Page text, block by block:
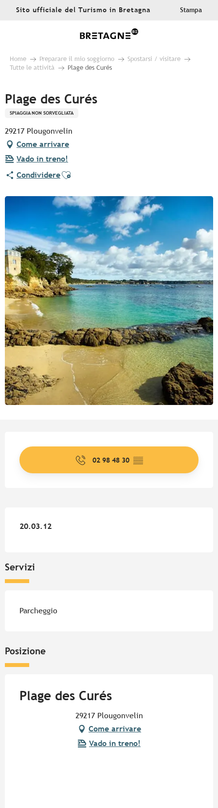
AllerSito ufficiale del Turismo in Bretagna Stampa
Home Preparare il mio soggiorno
Spostarsi / visitare
Tutte le attività
Plage des Curés
Plage des Curés
SPIAGGIA NON SORVEGLIATA
29217 Plougonvelin
Come arrivare
Vado in treno!
CondividereAjouter aux favoris
02 98 48 30 ▒▒
20.03.12
20.03.12
Servizi
Parcheggio
Posizione
Plage des Curés
29217 Plougonvelin
Come arrivare
Vado in treno!